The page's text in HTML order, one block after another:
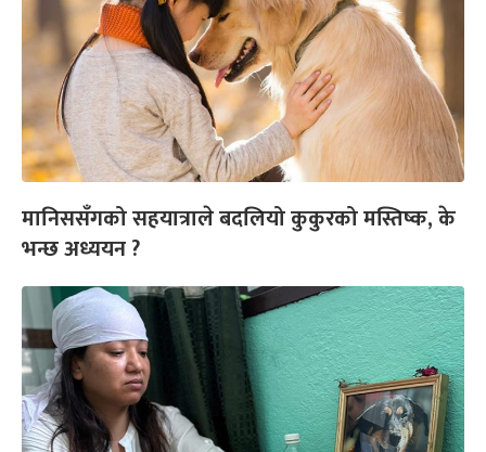
मानिससँगको सहयात्राले बदलियो कुकुरको मस्तिष्क, के
भन्छ अध्ययन ?